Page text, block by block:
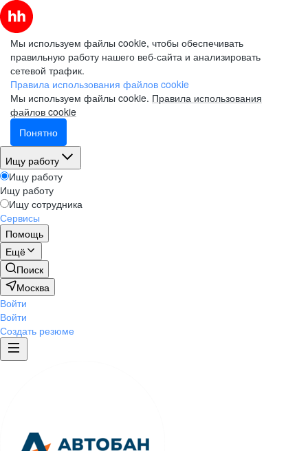
Мы используем файлы cookie, чтобы обеспечивать
правильную работу нашего веб-сайта и анализировать
сетевой трафик.
Правила использования файлов cookie
Мы используем файлы cookie. Правила использования
файлов cookie
Понятно
Ищу работу
Ищу работу
Ищу работу
Ищу сотрудника
Сервисы
Помощь
Ещё
Поиск
Москва
Войти
Войти
Создать резюме